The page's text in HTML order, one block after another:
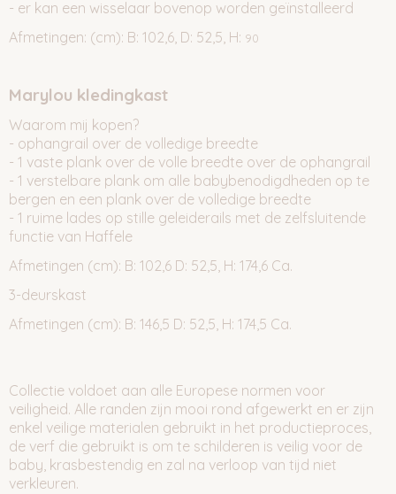
- er kan een wisselaar bovenop worden geïnstalleerd
Afmetingen: (cm): B: 102,6, D: 52,5, H: 90
Marylou kledingkast
Waarom mij kopen?
- ophangrail over de volledige breedte
- 1 vaste plank over de volle breedte over de ophangrail
- 1 verstelbare plank om alle babybenodigdheden op te
bergen en een plank over de volledige breedte
- 1 ruime lades op stille geleiderails met de zelfsluitende
functie van Haffele
Afmetingen (cm): B: 102,6 D: 52,5, H: 174,6 Ca.
3-deurskast
Afmetingen (cm): B: 146,5 D: 52,5, H: 174,5 Ca.
Collectie voldoet aan alle Europese normen voor
veiligheid. Alle randen zijn mooi rond afgewerkt en er zijn
enkel veilige materialen gebruikt in het productieproces,
de verf die gebruikt is om te schilderen is veilig voor de
baby, krasbestendig en zal na verloop van tijd niet
verkleuren.